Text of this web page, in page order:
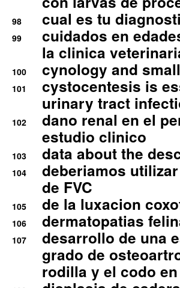
98 cual es tu
99
cuidados en
la clinica
100 cynology and
101
cystocentesis is
urinary tract
102
dano renal en el
estudio clinico
103 data about the
104
deberiamos
de FVC
105 de la luxacion
106 dermatopatias
107
desarrollo de una
grado de
rodilla y el codo